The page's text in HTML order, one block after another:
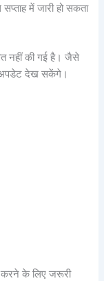
में जारी हो सकता
नहीं की गई है। जैसे
अपडेट देख सकेंगे।
के लिए जरूरी